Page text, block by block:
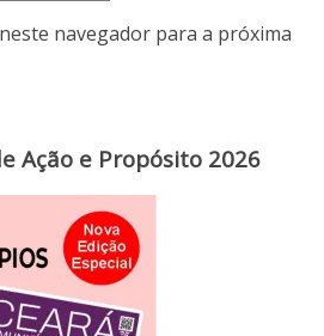
navegador para a próxima
Ação e Propósito 2026